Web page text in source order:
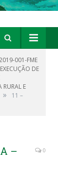
001-FME
DE
E
»
11 –
–
0